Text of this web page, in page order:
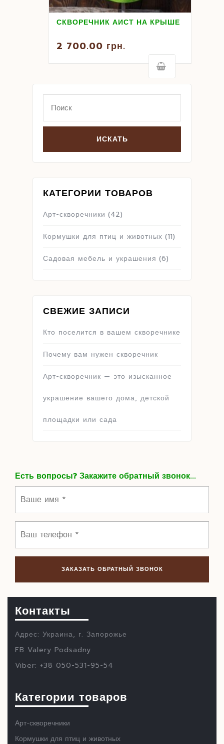
СКВОРЕЧНИК АИСТ НА КРЫШЕ
2 700.00 грн.
for:
КАТЕГОРИИ ТОВАРОВ
Арт-скворечники (42)
Кормушки для птиц и животных (11)
Садовая мебель и украшения (6)
СВЕЖИЕ ЗАПИСИ
Кто поселится в вашем скворечнике
Почему вам нужен скворечник
Арт-скворечник — это изысканное
украшение вашего дома, детской
площадки или сада
Есть вопросы? Закажите обратный звонок...
Контакты
Адрес: Украина, г. Запорожье
FB Valery Podsadny
Viber: +38 050-531-95-54
Категории товаров
Арт-скворечники
Кормушки для птиц и животных